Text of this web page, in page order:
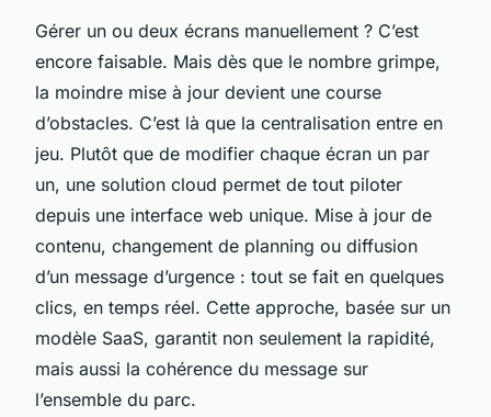
Gérer un ou deux écrans manuellement ? C’est
encore faisable. Mais dès que le nombre grimpe,
la moindre mise à jour devient une course
d’obstacles. C’est là que la centralisation entre en
jeu. Plutôt que de modifier chaque écran un par
un, une solution cloud permet de tout piloter
depuis une interface web unique. Mise à jour de
contenu, changement de planning ou diffusion
d’un message d’urgence : tout se fait en quelques
clics, en temps réel. Cette approche, basée sur un
modèle SaaS, garantit non seulement la rapidité,
mais aussi la cohérence du message sur
l’ensemble du parc.